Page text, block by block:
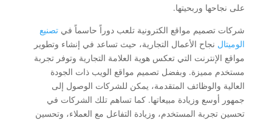
على نجاحها وربحيتها.
شركات تصميم مواقع الكترونية تلعب دوراً حاسماً في تصنيع
الوميتال نجاح الأعمال التجارية، حيث تساعد في إنشاء وتطوير
مواقع الإنترنت التي تعكس هوية العلامة التجارية وتوفر تجربة
مستخدم مميزة. وبفضل تصميم مواقع الويب ذات الجودة
العالية والوظائف المتقدمة، يمكن للشركات الوصول إلى
جمهور أوسع وزيادة مبيعاتها. كما تساهم تلك الشركات في
تحسين تجربة المستخدم، وزيادة التفاعل مع العملاء، وتحسين